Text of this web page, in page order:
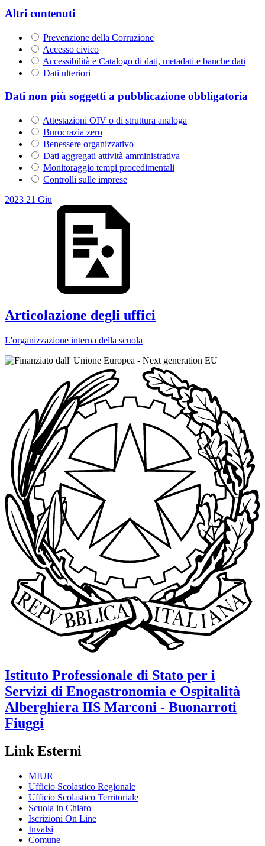
Altri contenuti
Prevenzione della Corruzione
Accesso civico
Accessibilità e Catalogo di dati, metadati e banche dati
Dati ulteriori
Dati non più soggetti a pubblicazione obbligatoria
Attestazioni OIV o di struttura analoga
Burocrazia zero
Benessere organizzativo
Dati aggregati attività amministrativa
Monitoraggio tempi procedimentali
Controlli sulle imprese
2023 21 Giu
Articolazione degli uffici
L'organizzazione interna della scuola
Istituto Professionale di Stato per i
Servizi di Enogastronomia e Ospitalità
Alberghiera IIS Marconi - Buonarroti
Fiuggi
Link Esterni
MIUR
Ufficio Scolastico Regionale
Ufficio Scolastico Territoriale
Scuola in Chiaro
Iscrizioni On Line
Invalsi
Comune